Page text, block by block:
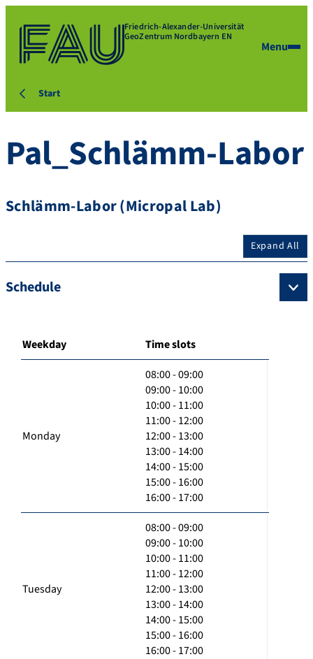
Friedrich-Alexander-Universität
GeoZentrum Nordbayern EN
Menu
Start
Pal_Schlämm-Labor
Schlämm-Labor (Micropal Lab)
Expand All
Schedule
Weekday Time slots
Monday
08:00 - 09:00
09:00 - 10:00
10:00 - 11:00
11:00 - 12:00
12:00 - 13:00
13:00 - 14:00
14:00 - 15:00
15:00 - 16:00
16:00 - 17:00
Tuesday
08:00 - 09:00
09:00 - 10:00
10:00 - 11:00
11:00 - 12:00
12:00 - 13:00
13:00 - 14:00
14:00 - 15:00
15:00 - 16:00
16:00 - 17:00